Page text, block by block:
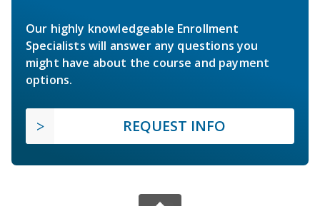
Our highly knowledgeable Enrollment
Specialists will answer any questions you
might have about the course and payment
options.
REQUEST INFO